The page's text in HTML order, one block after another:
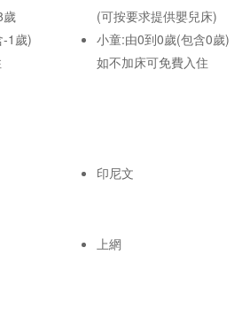
1歲)
(可按要求提供嬰兒床)
小童:由0到0歲(包含0歲)
如不加床可免費入住
印尼文
上網